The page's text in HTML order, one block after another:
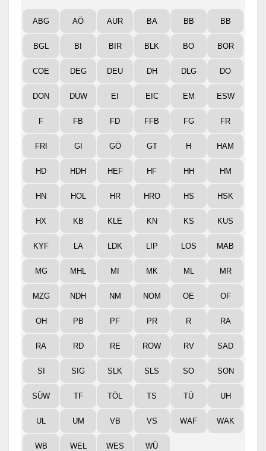
ABG AÖ AUR BA BB BB
BGL BI BIR BLK BO BOR
COE DEG DEU DH DLG DO
DON DÜW EI EIC EM ESW
F FB FD FFB FG FR
FRI GI GÖ GT H HAM
HD HDH HEF HF HH HM
HN HOL HR HRO HS HSK
HX KB KLE KN KS KUS
KYF LA LDK LIP LOS MAB
MG MHL MI MK ML MR
MZG NDH NM NOM OE OF
OH PB PF PR R RA
RA RD RE ROW RV SAD
SI SIG SLK SLS SO SON
SÜW TF TÖL TS TÜ UH
UL UM VB VS WAF WAK
WB WEL WES WÜ